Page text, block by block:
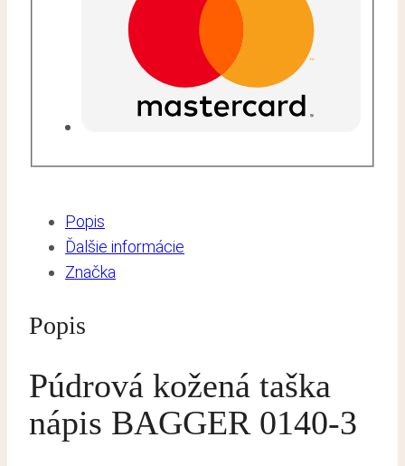
Popis
Ďalšie informácie
Značka
Popis
Púdrová kožená taška
nápis BAGGER 0140-3